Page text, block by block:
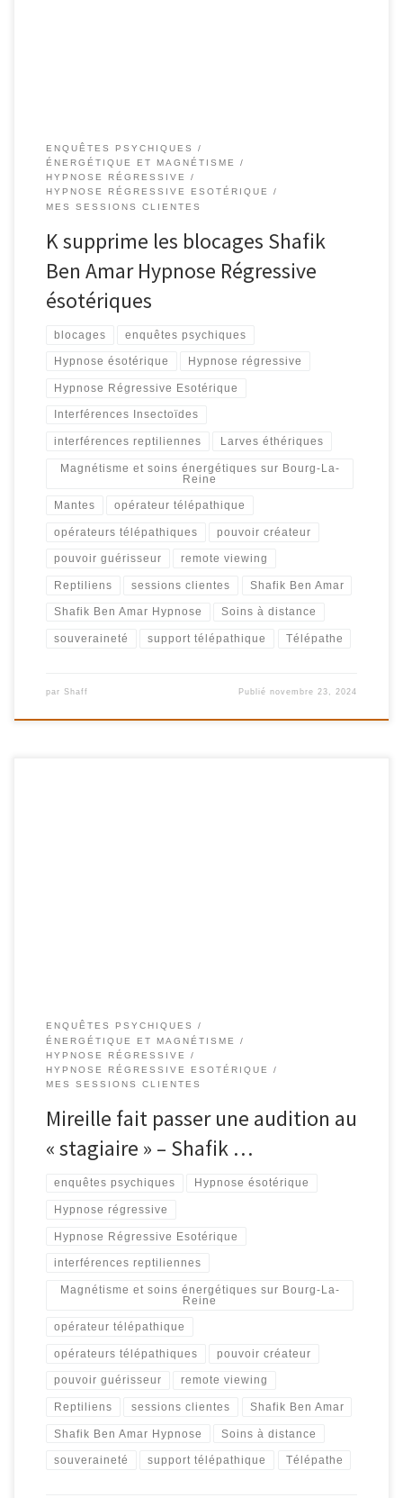
ENQUÊTES PSYCHIQUES
ÉNERGÉTIQUE ET MAGNÉTISME
HYPNOSE RÉGRESSIVE
HYPNOSE RÉGRESSIVE ESOTÉRIQUE
MES SESSIONS CLIENTES
K supprime les blocages Shafik
Ben Amar Hypnose Régressive
ésotériques
blocages enquêtes psychiques
Hypnose ésotérique Hypnose régressive
Hypnose Régressive Esotérique
Interférences Insectoïdes
interférences reptiliennes Larves éthériques
Magnétisme et soins énergétiques sur Bourg-La-
Reine
Mantes opérateur télépathique
opérateurs télépathiques pouvoir créateur
pouvoir guérisseur remote viewing
Reptiliens sessions clientes Shafik Ben Amar
Shafik Ben Amar Hypnose Soins à distance
souveraineté support télépathique Télépathe
par Shaff Publiénovembre 23, 2024
ENQUÊTES PSYCHIQUES
ÉNERGÉTIQUE ET MAGNÉTISME
HYPNOSE RÉGRESSIVE
HYPNOSE RÉGRESSIVE ESOTÉRIQUE
MES SESSIONS CLIENTES
Mireille fait passer une audition au
« stagiaire » – Shafik …
enquêtes psychiques Hypnose ésotérique
Hypnose régressive
Hypnose Régressive Esotérique
interférences reptiliennes
Magnétisme et soins énergétiques sur Bourg-La-
Reine
opérateur télépathique
opérateurs télépathiques pouvoir créateur
pouvoir guérisseur remote viewing
Reptiliens sessions clientes Shafik Ben Amar
Shafik Ben Amar Hypnose Soins à distance
souveraineté support télépathique Télépathe